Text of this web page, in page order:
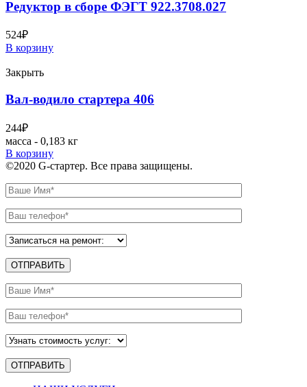
Редуктор в сборе ФЭГТ 922.3708.027
524₽
В корзину
Закрыть
Вал-водило стартера 406
244₽
масса - 0,183 кг
В корзину
©2020 G-стартер. Все права защищены.